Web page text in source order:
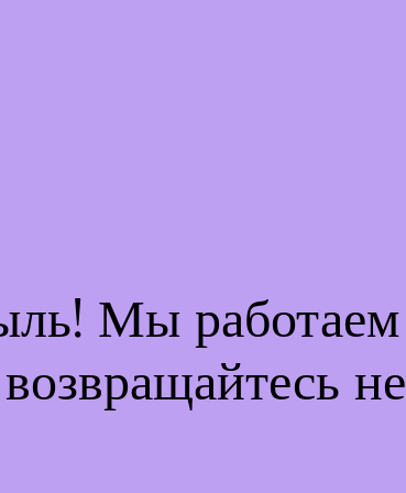
Мы
возвращайтесь